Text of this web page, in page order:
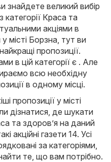
знайдете великий вибір
категорії Краса та
акціями в
місті Борзна, тут ви
пропозиції.
в цій категорії є . Але
всю необхідну
в одному місці.
пропозиції у місті
дізнатися, де шукати
та здоров’я на даний
акційні газети 14. Усі
за категоріями,
те, що вам потрібно.